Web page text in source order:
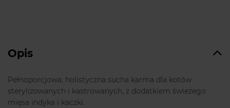
Opis
Pełnoporcjowa, holistyczna sucha karma dla kotów
sterylizowanych i kastrowanych, z dodatkiem świeżego
mięsa indyka i kaczki.